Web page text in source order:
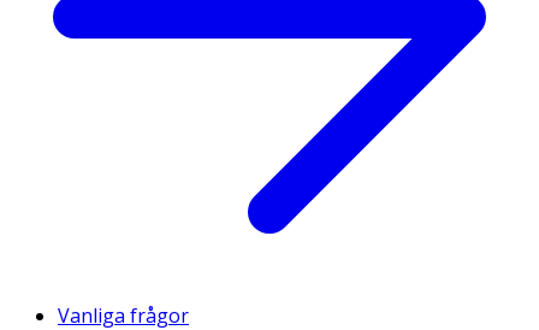
Vanliga frågor